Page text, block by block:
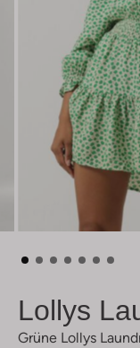
Lollys
Grüne Lollys